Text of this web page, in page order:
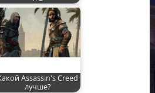
Assassin's Creed
лучше?